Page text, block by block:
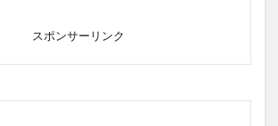
スポンサーリンク